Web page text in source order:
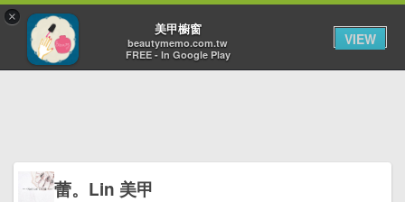
蕾。Lin 美甲
×
美甲櫥窗
beautymemo.com.tw
FREE - In Google Play
VIEW